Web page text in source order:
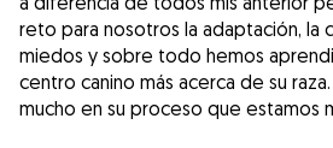
reto para nosotros la adaptación, la
miedos y sobre todo hemos
centro canino más acerca de su
mucho en su proceso que estamos